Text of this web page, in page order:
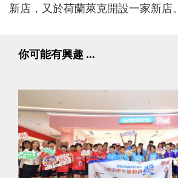
新店，又於荷蘭萊克開設一家新店。
你可能有興趣 ...